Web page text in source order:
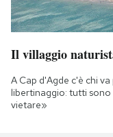
Il villaggio
A Cap d'Agde c'è chi
libertinaggio: tutti
vietare»